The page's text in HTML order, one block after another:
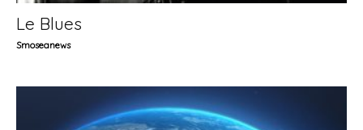
Le Blues
Smoseanews